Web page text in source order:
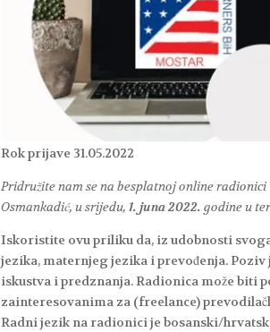
Rok prijave 31.05.2022
Pridružite nam se na besplatnoj online
Osmankadić, u srijedu, 1. juna 2022. godine u
Iskoristite ovu priliku da, iz udobnosti
jezika, maternjeg jezika i prevođenja.
iskustva i predznanja. Radionica može biti
zainteresovanima za (freelance)
Radni jezik na radionici je bosanski/